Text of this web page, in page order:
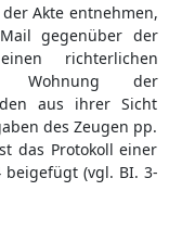
Akte entnehmen,
gegenüber der
richterlichen
Wohnung der
aus ihrer Sicht
des Zeugen pp.
das Protokoll einer
beigefügt (vgl. BI. 3-